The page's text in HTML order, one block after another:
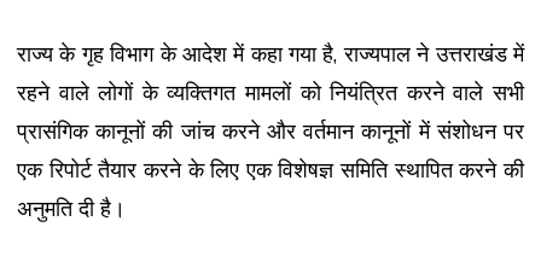
राज्य के गृह विभाग के आदेश में कहा गया है, राज्यपाल ने उत्तराखंड में
रहने वाले लोगों के व्यक्तिगत मामलों को नियंत्रित करने वाले सभी
प्रासंगिक कानूनों की जांच करने और वर्तमान कानूनों में संशोधन पर
एक रिपोर्ट तैयार करने के लिए एक विशेषज्ञ समिति स्थापित करने की
अनुमति दी है।